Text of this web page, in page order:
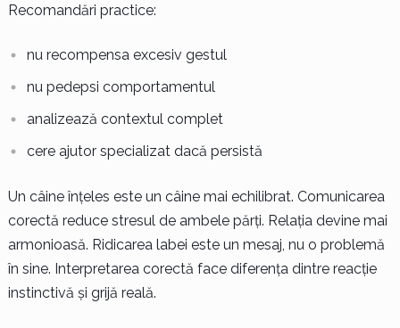
Recomandări practice:
nu recompensa excesiv gestul
nu pedepsi comportamentul
analizează contextul complet
cere ajutor specializat dacă persistă
Un câine înțeles este un câine mai echilibrat. Comunicarea
corectă reduce stresul de ambele părți. Relația devine mai
armonioasă. Ridicarea labei este un mesaj, nu o problemă
în sine. Interpretarea corectă face diferența dintre reacție
instinctivă și grijă reală.